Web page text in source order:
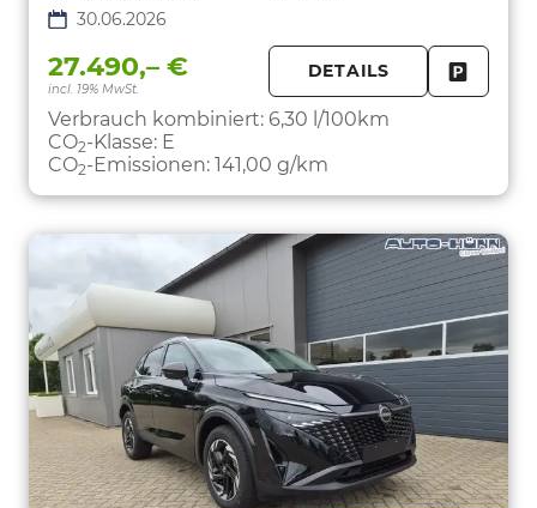
30.06.2026
27.490,– €
incl. 19% MwSt.
DETAILS
Verbrauch kombiniert: 6,30 l/100km
CO2-Klasse: E
CO2-Emissionen: 141,00 g/km